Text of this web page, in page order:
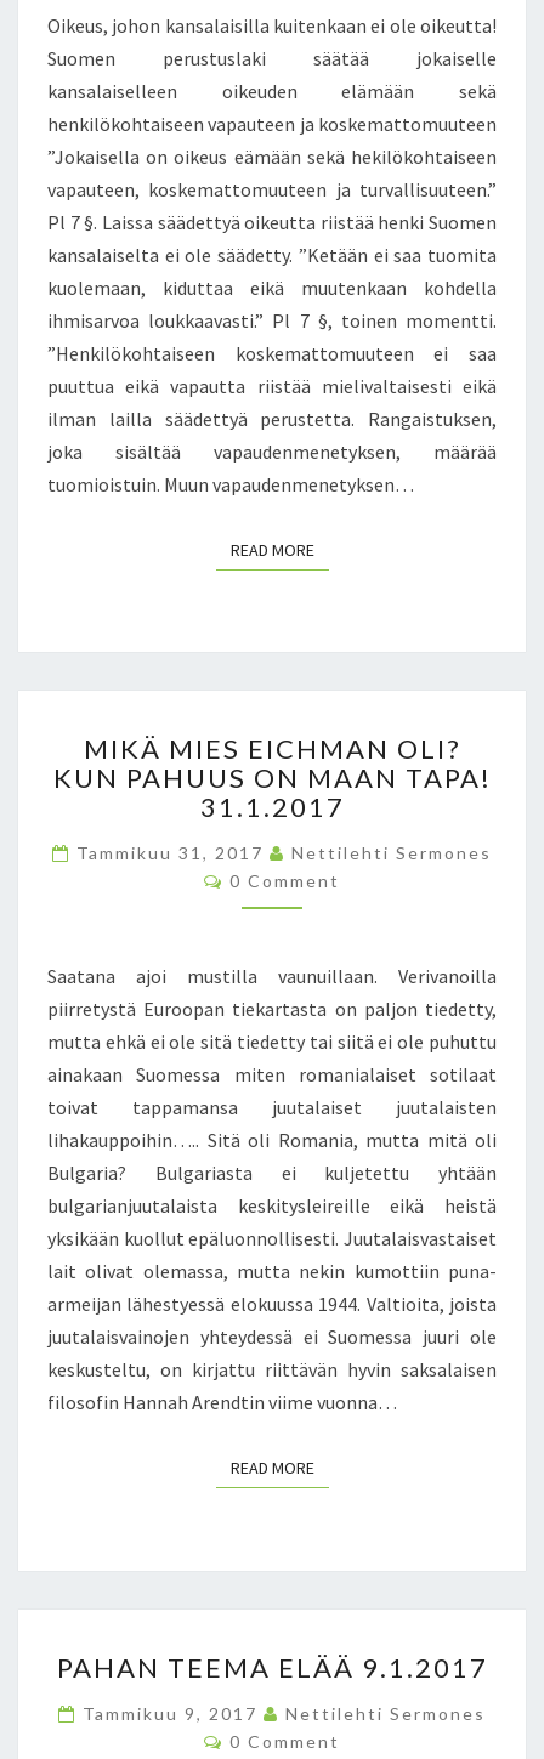
M
A
T
A
P
A
!
”
A
R
T
I
K
E
L
N
O
S
E
R
O
N
E
I
:
N
A
R
T
K
K
L
I
L
L
E
.
1
H
O
K
A
N
A
L
A
I
I
L
L
A
I
E
N
A
O
L
E
O
I
K
T
T
!
3
.
3
0
1
7
N
T
S
Oikeus, johon kansalaisilla kuitenkaan ei ole oikeutta!
Suomen perustuslaki säätää jokaiselle
kansalaiselleen oikeuden elämään sekä
henkilökohtaiseen vapauteen ja koskemattomuuteen
”Jokaisella on oikeus eämään sekä hekilökohtaiseen
vapauteen, koskemattomuuteen ja turvallisuuteen.”
Pl 7 §. Laissa säädettyä oikeutta riistää henki Suomen
kansalaiselta ei ole säädetty. ”Ketään ei saa tuomita
kuolemaan, kiduttaa eikä muutenkaan kohdella
ihmisarvoa loukkaavasti.” Pl 7 §, toinen momentti.
”Henkilökohtaiseen koskemattomuuteen ei saa
puuttua eikä vapautta riistää mielivaltaisesti eikä
ilman lailla säädettyä perustetta. Rangaistuksen,
joka sisältää vapaudenmenetyksen, määrää
tuomioistuin. Muun vapaudenmenetyksen…
READ MOREREAD MORE
I
K
Ä
I
E
S
C
H
M
A
N
O
L
?
K
N
P
A
H
U
O
A
N
A
P
A
!
MIKÄ MIES EICHMAN OLI?
KUN PAHUUS ON MAAN TAPA!
31.1.2017
Tammikuu 31, 2017
Nettilehti Sermones
C
O
N
T
S
0 Comment
Saatana ajoi mustilla vaunuillaan. Verivanoilla
piirretystä Euroopan tiekartasta on paljon tiedetty,
mutta ehkä ei ole sitä tiedetty tai siitä ei ole puhuttu
ainakaan Suomessa miten romanialaiset sotilaat
toivat tappamansa juutalaiset juutalaisten
lihakauppoihin….. Sitä oli Romania, mutta mitä oli
Bulgaria? Bulgariasta ei kuljetettu yhtään
bulgarianjuutalaista keskitysleireille eikä heistä
yksikään kuollut epäluonnollisesti. Juutalaisvastaiset
lait olivat olemassa, mutta nekin kumottiin puna-
armeijan lähestyessä elokuussa 1944. Valtioita, joista
juutalaisvainojen yhteydessä ei Suomessa juuri ole
keskusteltu, on kirjattu riittävän hyvin saksalaisen
filosofin Hannah Arendtin viime vuonna…
READ MOREREAD MORE
A
A
N
PAHAN TEEMA ELÄÄ 9.1.2017
Tammikuu 9, 2017
Nettilehti Sermones
C
O
0 Comment